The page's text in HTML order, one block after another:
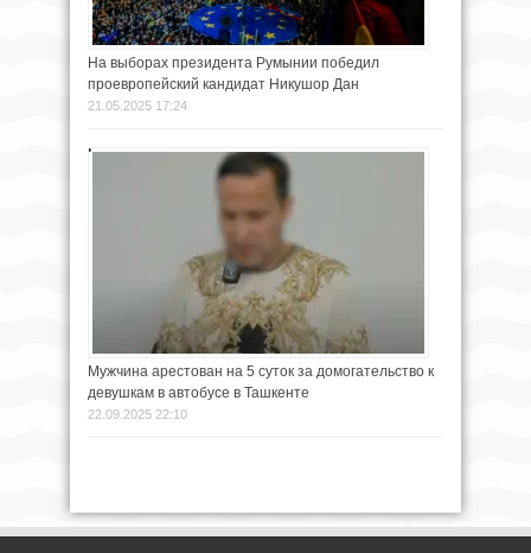
На выборах президента Румынии победил
проевропейский кандидат Никушор Дан
21.05.2025 17:24
Мужчина арестован на 5 суток за домогательство к
девушкам в автобусе в Ташкенте
22.09.2025 22:10